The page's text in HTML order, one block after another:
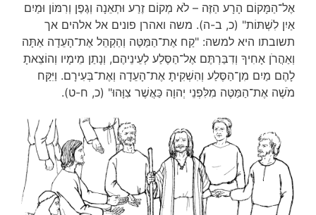
אֶל־הַמָּקוֹם הָרָע הַזֶּה – לֹא מְקוֹם זֶרַע וּתְאֵנָה וְגֶפֶן וְרִמּוֹן וּמַיִם
אַיִן לִשְׁתּוֹת" (כ, ב-ה). משה ואהרן פונים אל אלהים אך
תשובתו היא למשה: "קַח אֶת־הַמַּטֶּה וְהַקְהֵל אֶת־הָעֵדָה אַתָּה
וְאַהֲרֹן אָחִיךָ וְדִבַּרְתֶּם אֶל־הַסֶּלַע לְעֵינֵיהֶם, וְנָתַן מֵימָיו וְהוֹצֵאתָ
לָהֶם מַיִם מִן־הַסֶּלַע וְהִשְׁקִיתָ אֶת־הָעֵדָה וְאֶת־בְּעִירָם. וַיִּקַּח
מֹשֶׁה אֶת־הַמַּטֶּה מִלִּפְנֵי יְהוָה כַּאֲשֶׁר צִוָּהוּ" (כ, ח-ט).